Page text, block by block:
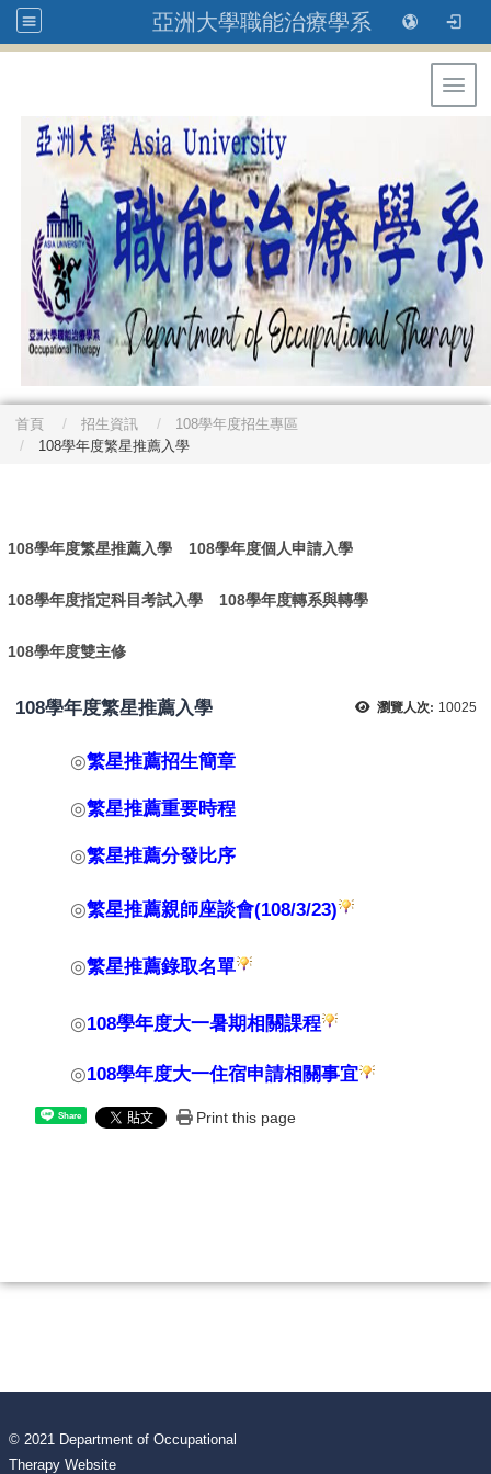
亞洲大學職能治療學系
首頁 招生資訊
108學年度招生專區
108學年度繁星推薦入學
108學年度繁星推薦入學 108學年度個人申請入學
108學年度指定科目考試入學 108學年度轉系與轉學
108學年度雙主修
瀏覽人次: 10025
108學年度繁星推薦入學
◎繁星推薦招生簡章
◎繁星推薦重要時程
◎繁星推薦分發比序
◎繁星推薦親師座談會(108/3/23)
◎繁星推薦錄取名單
◎108學年度大一暑期相關課程
◎108學年度大一住宿申請相關事宜
Share Print this page
© 2021 Department of Occupational
Therapy Website